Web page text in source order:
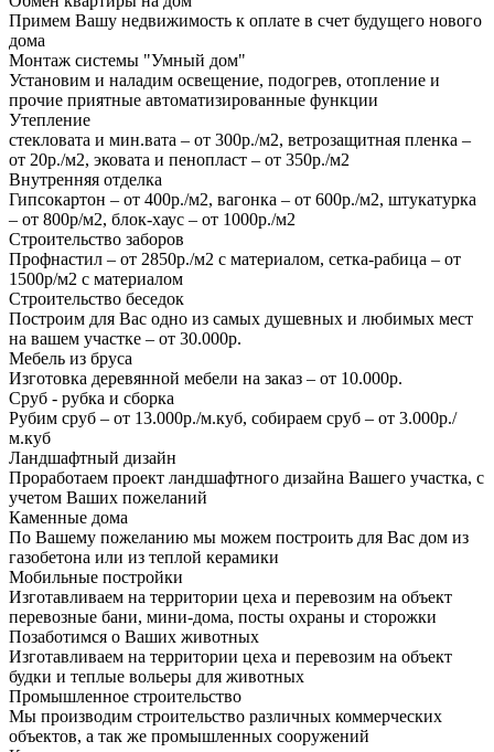
Примем Вашу недвижимость к оплате в счет будущего нового
дома
Монтаж системы "Умный дом"
Установим и наладим освещение, подогрев, отопление и
прочие приятные автоматизированные функции
Утепление
стекловата и мин.вата – от 300р./м2, ветрозащитная пленка –
от 20р./м2, эковата и пенопласт – от 350р./м2
Внутренняя отделка
Гипсокартон – от 400р./м2, вагонка – от 600р./м2, штукатурка
– от 800р/м2, блок-хаус – от 1000р./м2
Строительство заборов
Профнастил – от 2850р./м2 с материалом, сетка-рабица – от
1500р/м2 с материалом
Строительство беседок
Построим для Вас одно из самых душевных и любимых мест
на вашем участке – от 30.000р.
Мебель из бруса
Изготовка деревянной мебели на заказ – от 10.000р.
Сруб - рубка и сборка
Рубим сруб – от 13.000р./м.куб, собираем сруб – от 3.000р./
м.куб
Ландшафтный дизайн
Проработаем проект ландшафтного дизайна Вашего участка, с
учетом Ваших пожеланий
Каменные дома
По Вашему пожеланию мы можем построить для Вас дом из
газобетона или из теплой керамики
Мобильные постройки
Изготавливаем на территории цеха и перевозим на объект
перевозные бани, мини-дома, посты охраны и сторожки
Позаботимся о Ваших животных
Изготавливаем на территории цеха и перевозим на объект
будки и теплые вольеры для животных
Промышленное строительство
Мы производим строительство различных коммерческих
объектов, а так же промышленных сооружений